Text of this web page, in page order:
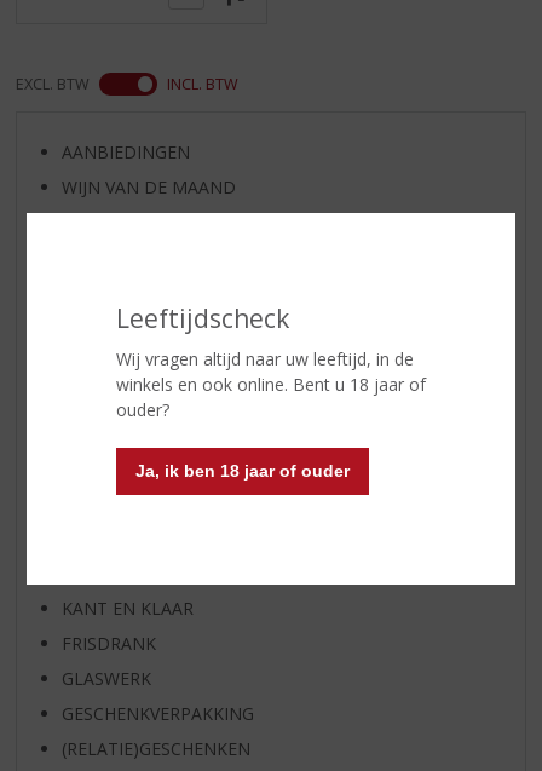
Leeftijdscheck
Wij vragen altijd naar uw leeftijd, in de
winkels en ook online. Bent u 18 jaar of
ouder?
Ja, ik ben 18 jaar of ouder
EXCL. BTW INCL. BTW
AANBIEDINGEN
WIJN VAN DE MAAND
SPIRIT VAN DE MAAND
EXCLUSIEF TOPSLIJTER
APERITIEF
KANT EN KLAAR
FRISDRANK
GLASWERK
GESCHENKVERPAKKING
(RELATIE)GESCHENKEN